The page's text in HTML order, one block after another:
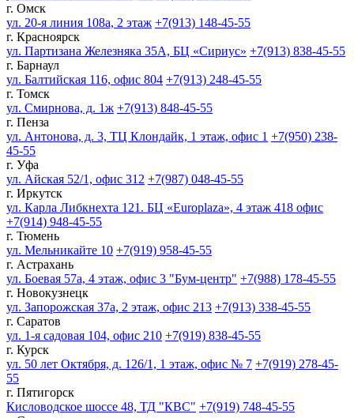
г. Омск
ул. 20-я линия 108а, 2 этаж +7(913) 148-45-55
г. Красноярск
ул. Партизана Железняка 35А, БЦ «Сириус» +7(913) 838-45-55
г. Барнаул
ул. Балтийская 116, офис 804 +7(913) 248-45-55
г. Томск
ул. Смирнова, д. 1ж +7(913) 848-45-55
г. Пенза
ул. Антонова, д. 3, ТЦ Клондайк, 1 этаж, офис 1 +7(950) 238-
45-55
г. Уфа
ул. Айская 52/1, офис 312 +7(987) 048-45-55
г. Иркутск
ул. Карла Либкнехта 121. БЦ «Europlaza», 4 этаж 418 офис
+7(914) 948-45-55
г. Тюмень
ул. Мельникайте 10 +7(919) 958-45-55
г. Астрахань
ул. Боевая 57а, 4 этаж, офис 3 "Бум-центр" +7(988) 178-45-55
г. Новокузнецк
ул. Запорожская 37а, 2 этаж, офис 213 +7(913) 338-45-55
г. Саратов
ул. 1-я садовая 104, офис 210 +7(919) 838-45-55
г. Курск
ул. 50 лет Октября, д. 126/1, 1 этаж, офис № 7 +7(919) 278-45-
55
г. Пятигорск
Кисловодское шоссе 48, ТД "КВС" +7(919) 748-45-55